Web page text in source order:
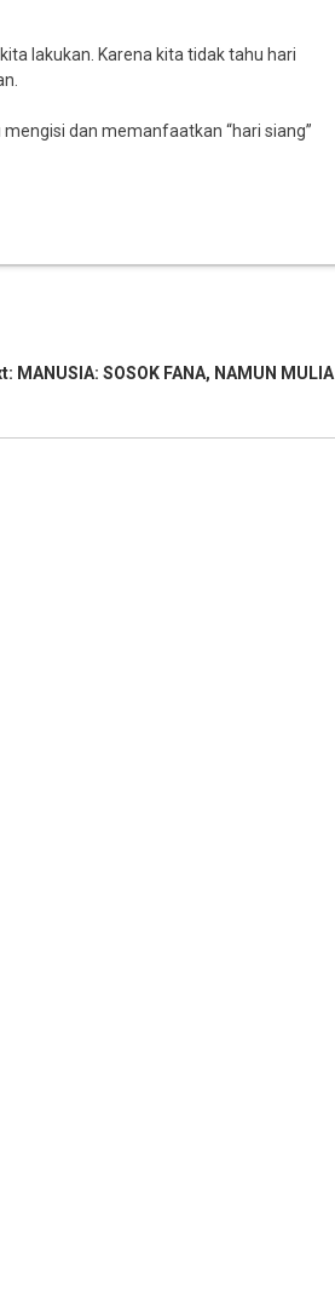
lakukan. Karena kita tidak tahu hari
dan memanfaatkan “hari siang”
MANUSIA: SOSOK FANA, NAMUN MULIA